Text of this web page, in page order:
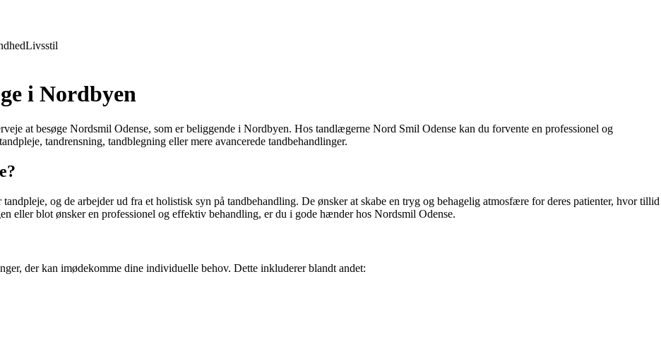
Livsstil
i Nordbyen
at besøge Nordsmil Odense, som er beliggende i Nordbyen. Hos tandlægerne Nord Smil Odense kan du forvente en professionel og
tandrensning, tandblegning eller mere avancerede tandbehandlinger.
og de arbejder ud fra et holistisk syn på tandbehandling. De ønsker at skabe en tryg og behagelig atmosfære for deres patienter, hvor tillid
eller blot ønsker en professionel og effektiv behandling, er du i gode hænder hos Nordsmil Odense.
der kan imødekomme dine individuelle behov. Dette inkluderer blandt andet: